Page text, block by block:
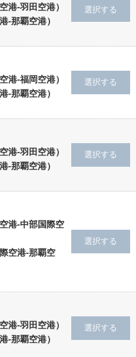
‐羽田空港）
那覇空港）
‐福岡空港）
那覇空港）
‐羽田空港）
那覇空港）
港‐中部国際空
空港‐那覇空
‐羽田空港）
那覇空港）